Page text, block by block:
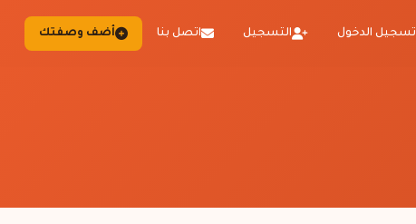
تسجيل الدخول التسجيل اتصل بنا أضف وصفتك